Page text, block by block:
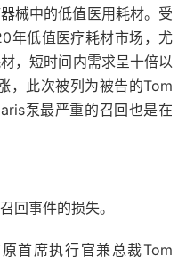
械中的低值医用耗材。受
年低值医疗耗材市场，尤
，短时间内需求呈十倍以
，此次被列为被告的Tom
泵最严重的召回也是在
回事件的损失。
首席执行官兼总裁Tom